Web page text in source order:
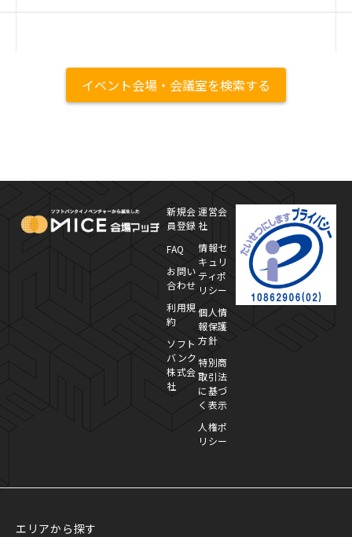
イベント会場・会議室を検索する
MICE Platform
新規会
員登録
FAQ
お問い
合わせ
利用規
約
ソフト
バンク
株式会
社
運営会
社
情報セ
キュリ
ティポ
リシー
個人情
報保護
方針
特別商
取引法
に基づ
く表示
人権ポ
リシー
エリアから探す